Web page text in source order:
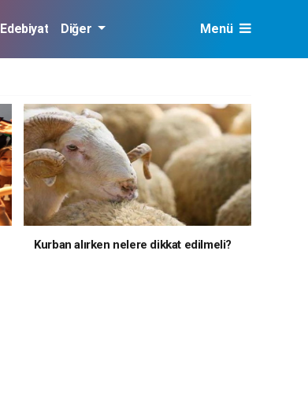
Edebiyat Diğer Menü
Kurban alırken nelere dikkat edilmeli?